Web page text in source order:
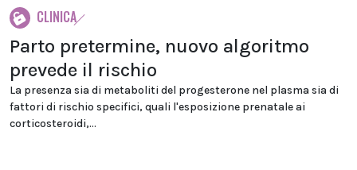
CLINICA
Parto pretermine, nuovo algoritmo
prevede il rischio
La presenza sia di metaboliti del progesterone nel plasma sia di
fattori di rischio specifici, quali l'esposizione prenatale ai
corticosteroidi,...